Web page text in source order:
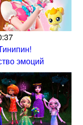
эмоций